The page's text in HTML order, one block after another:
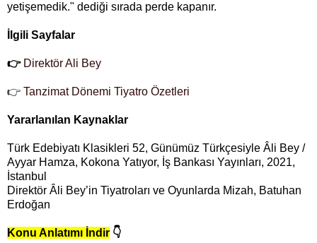
yetişemedik." dediği sırada perde kapanır.
İlgili Sayfalar
👉 Direktör Ali Bey
👉 Tanzimat Dönemi Tiyatro Özetleri
Yararlanılan Kaynaklar
Türk Edebiyatı Klasikleri 52, Günümüz Türkçesiyle Âli Bey /
Ayyar Hamza, Kokona Yatıyor, İş Bankası Yayınları, 2021,
İstanbul
Direktör Âli Bey’in Tiyatroları ve Oyunlarda Mizah, Batuhan
Erdoğan
Konu Anlatımı İndir 👇